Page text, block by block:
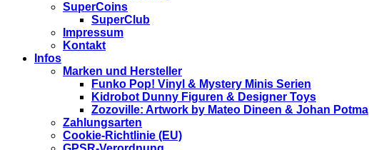
SuperCoins
SuperClub
Impressum
Kontakt
Infos
Marken und Hersteller
Funko Pop! Vinyl & Mystery Minis Serien
Kidrobot Dunny Figuren & Designer Toys
Zozoville: Artwork by Mateo Dineen & Johan Potma
Zahlungsarten
Cookie-Richtlinie (EU)